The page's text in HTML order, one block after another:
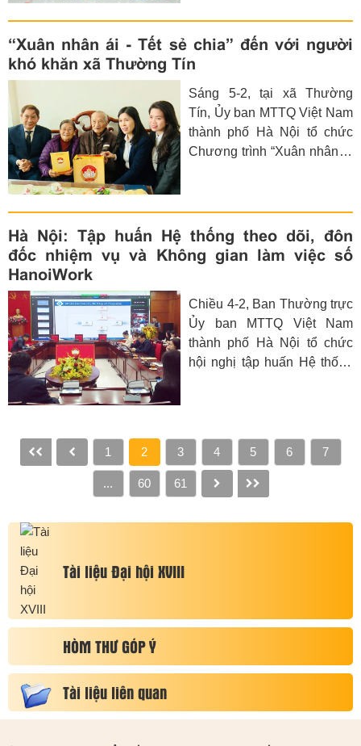
“Xuân nhân ái - Tết sẻ chia” đến với người
khó khăn xã Thường Tín
Sáng 5-2, tại xã Thường
Tín, Ủy ban MTTQ Việt Nam
thành phố Hà Nội tổ chức
Chương trình “Xuân nhân ái
Hà Nội: Tập huấn Hệ thống theo dõi, đôn
đốc nhiệm vụ và Không gian làm việc số
HanoiWork
Chiều 4-2, Ban Thường trực
Ủy ban MTTQ Việt Nam
thành phố Hà Nội tổ chức
hội nghị tập huấn Hệ thống
HanoiWork.
1
2 3 4 5 6 7
... 60 61
Tài liệu Đại hội XVIII
HÒM THƯ GÓP Ý
Tài liệu liên quan